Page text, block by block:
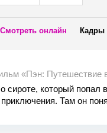
Смотреть онлайн Кадры
«Пэн: Путешествие
сироте, который
Там он